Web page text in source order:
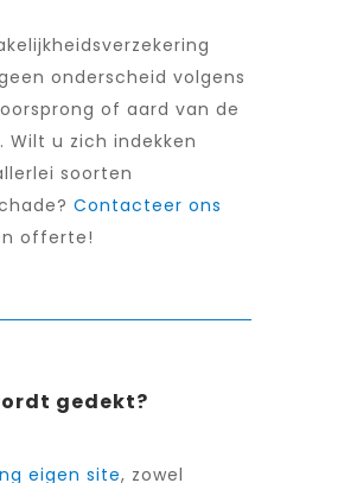
onderscheid volgens
of aard van de
Wilt u zich indekken
soorten
Contacteer ons
offerte!
gedekt?
eigen site, zowel